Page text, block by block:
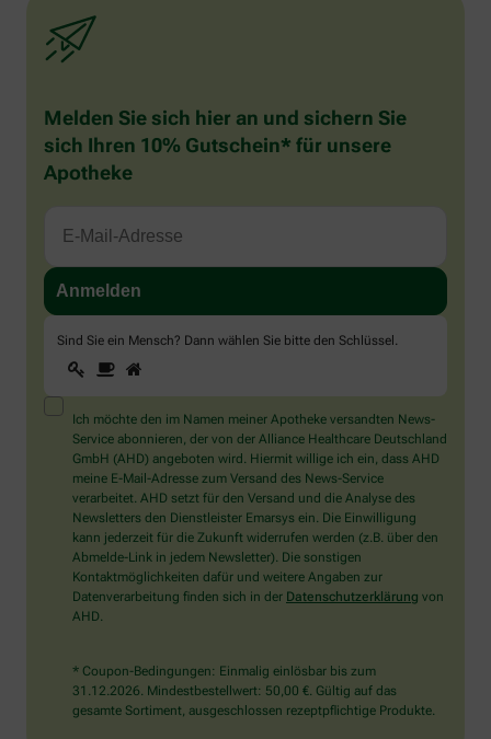
Melden Sie sich hier an und sichern Sie
sich Ihren 10% Gutschein* für unsere
Apotheke
Sind Sie ein Mensch? Dann wählen Sie bitte den Schlüssel.
Sind
Sie
ein
Mensch?
Dann
wählen
Sie
bitte
den
Schlüssel.
1 2
Ich möchte den im Namen meiner Apotheke versandten News-
Service abonnieren, der von der Alliance Healthcare Deutschland
GmbH (AHD) angeboten wird. Hiermit willige ich ein, dass AHD
meine E-Mail-Adresse zum Versand des News-Service
verarbeitet. AHD setzt für den Versand und die Analyse des
Newsletters den Dienstleister Emarsys ein. Die Einwilligung
kann jederzeit für die Zukunft widerrufen werden (z.B. über den
Abmelde-Link in jedem Newsletter). Die sonstigen
Kontaktmöglichkeiten dafür und weitere Angaben zur
Datenverarbeitung finden sich in der Datenschutzerklärung von
AHD.
* Coupon-Bedingungen: Einmalig einlösbar bis zum
31.12.2026. Mindestbestellwert: 50,00 €. Gültig auf das
gesamte Sortiment, ausgeschlossen rezeptpflichtige Produkte.